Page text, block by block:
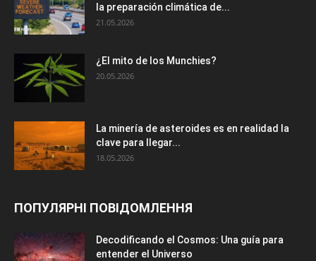
la preparación climática de...
21.05.2026
¿El mito de los Munchies?
20.05.2026
La minería de asteroides es en realidad la
clave para llegar...
18.05.2026
ПОПУЛЯРНІ ПОВІДОМЛЕННЯ
Decodificando el Cosmos: Una guía para
entender el Universo